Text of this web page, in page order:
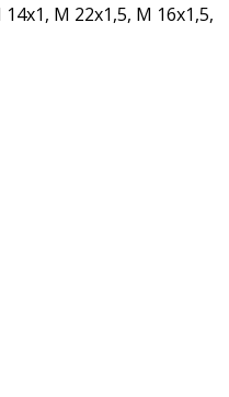
М 22х1,5, М 16х1,5,